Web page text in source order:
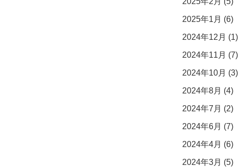
2025年1月 (6)
2024年12月 (1)
2024年11月 (7)
2024年10月 (3)
2024年8月 (4)
2024年7月 (2)
2024年6月 (7)
2024年4月 (6)
2024年3月 (5)